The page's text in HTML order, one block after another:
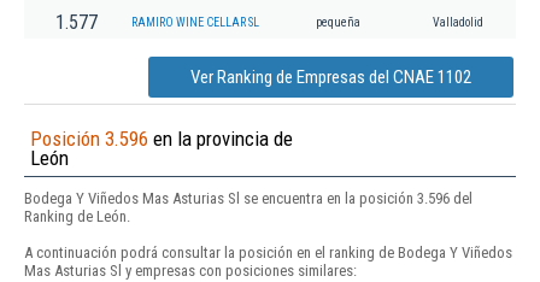
1.577 RAMIRO WINE CELLAR SL pequeña Valladolid
Ver Ranking de Empresas del CNAE 1102
Posición 3.596 en la provincia de
León
Bodega Y Viñedos Mas Asturias Sl se encuentra en la posición 3.596 del
Ranking de León.
A continuación podrá consultar la posición en el ranking de Bodega Y Viñedos
Mas Asturias Sl y empresas con posiciones similares: